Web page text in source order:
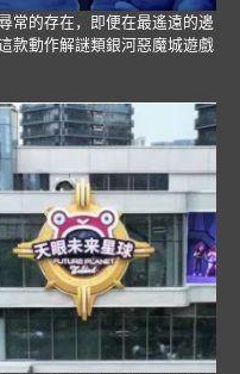
常的存在，即便在最遙遠的邊
動作解謎類銀河惡魔城遊戲